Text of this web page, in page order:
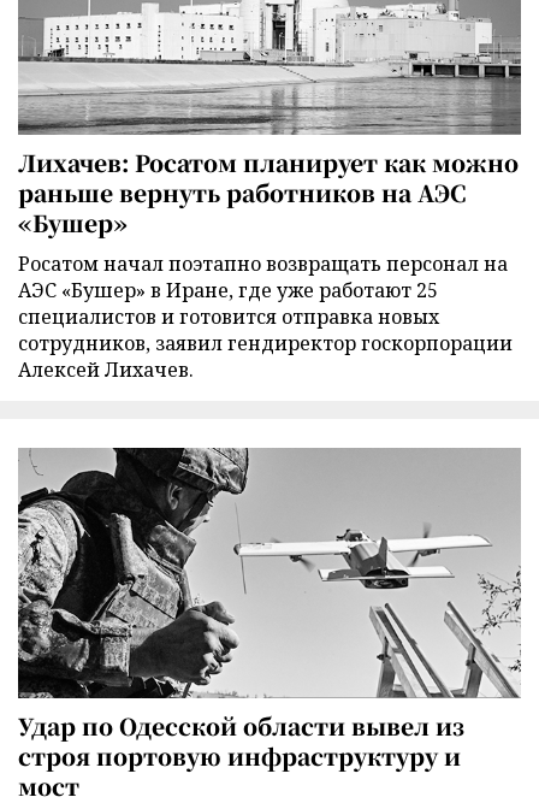
Лихачев: Росатом планирует как можно
раньше вернуть работников на АЭС
«Бушер»
Росатом начал поэтапно возвращать персонал на
АЭС «Бушер» в Иране, где уже работают 25
специалистов и готовится отправка новых
сотрудников, заявил гендиректор госкорпорации
Алексей Лихачев.
Удар по Одесской области вывел из
строя портовую инфраструктуру и
мост